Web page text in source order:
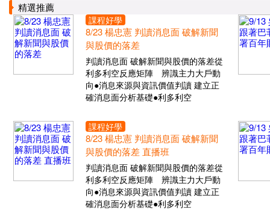
精選推薦
課程好學
8/23 楊忠憲 判讀消息面 破解新聞
與股價的落差
判讀消息面 破解新聞與股價的落差從
利多利空反應矩陣 辨識主力大戶動
向●消息來源與資訊價值判讀 建立正
確消息面分析基礎●利多利空
課程好學
8/23 楊忠憲 判讀消息面 破解新聞
與股價的落差 直播班
判讀消息面 破解新聞與股價的落差從
利多利空反應矩陣 辨識主力大戶動
向●消息來源與資訊價值判讀 建立正
確消息面分析基礎●利多利空